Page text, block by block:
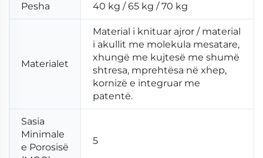
Pesha 40 kg / 65 kg / 70 kg
Materialet
Material i knituar ajror / material
i akullit me molekula mesatare,
xhungë me kujtesë me shumë
shtresa, mprehtësa në xhep,
kornizë e integruar me
patentë.
Sasia
Minimale
e Porosisë
5